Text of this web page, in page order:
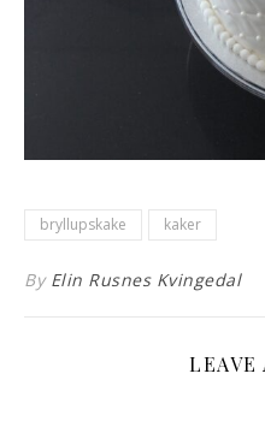
bryllupskake kaker
By Elin Rusnes Kvingedal
LEAVE